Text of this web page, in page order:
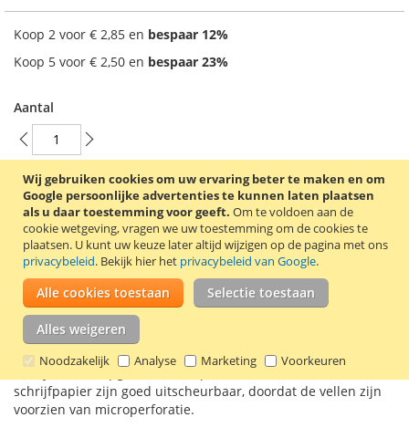
Wij gebruiken cookies om uw ervaring beter te maken en om
Google persoonlijke advertenties te kunnen laten plaatsen
als u daar toestemming voor geeft. Om te voldoen aan de
cookie wetgeving, vragen we uw toestemming om de cookies te
plaatsen. U kunt uw keuze later altijd wijzigen op de pagina met ons
privacybeleid. Bekijk hier het privacybeleid van Google.
Alle cookies toestaan Selectie toestaan
Alles weigeren
Noodzakelijk Analyse Marketing Voorkeuren
Koop 2 voor € 2,85 en bespaar 12%
Koop 5 voor € 2,50 en bespaar 23%
Aantal
In Winkelwagen
VOEG TOE AAN VERLANGLIJST
TOEVOEGEN OM TE VERGELIJKEN
A4 schrijfblok met 100 vel geruit 60 gram papier. Het
schrijfblok is kopgeniet met kopbandlinnen. De vellen
schrijfpapier zijn goed uitscheurbaar, doordat de vellen zijn
voorzien van microperforatie.